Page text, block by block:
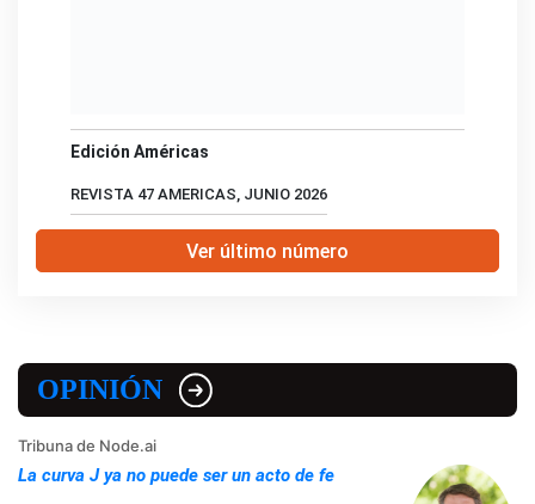
Edición Américas
REVISTA 47 AMERICAS, JUNIO 2026
Ver último número
OPINIÓN
Tribuna de Node.ai
La curva J ya no puede ser un acto de fe